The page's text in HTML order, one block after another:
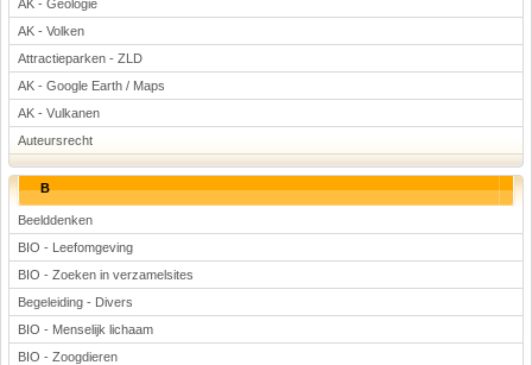
AK - Geologie
AK - Volken
Attractieparken - ZLD
AK - Google Earth / Maps
AK - Vulkanen
Auteursrecht
B
Beelddenken
BIO - Leefomgeving
BIO - Zoeken in verzamelsites
Begeleiding - Divers
BIO - Menselijk lichaam
BIO - Zoogdieren